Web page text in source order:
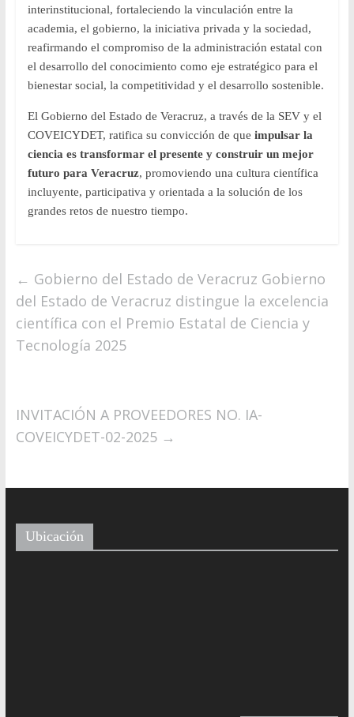
interinstitucional, fortaleciendo la vinculación entre la
academia, el gobierno, la iniciativa privada y la sociedad,
reafirmando el compromiso de la administración estatal con
el desarrollo del conocimiento como eje estratégico para el
bienestar social, la competitividad y el desarrollo sostenible.
El Gobierno del Estado de Veracruz, a través de la SEV y el
COVEICYDET, ratifica su convicción de que impulsar la
ciencia es transformar el presente y construir un mejor
futuro para Veracruz, promoviendo una cultura científica
incluyente, participativa y orientada a la solución de los
grandes retos de nuestro tiempo.
← Gobierno del Estado de Veracruz Gobierno
del Estado de Veracruz distingue la excelencia
científica con el Premio Estatal de Ciencia y
Tecnología 2025
INVITACIÓN A PROVEEDORES NO. IA-
COVEICYDET-02-2025 →
Ubicación